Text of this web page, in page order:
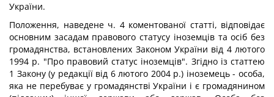
України.
Положення, наведене ч. 4 коментованої статті, відповідає
основним засадам правового статусу іноземців та осіб без
громадянства, встановлених Законом України від 4 лютого
1994 р. "Про правовий статус іноземців". Згідно із статтею
1 Закону (у редакції від 6 лютого 2004 р.) іноземець - особа,
яка не перебуває у громадянстві України і є громадянином